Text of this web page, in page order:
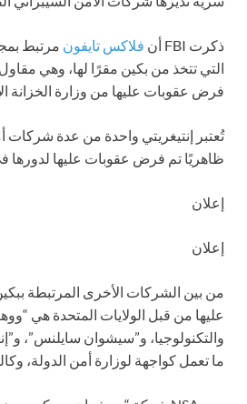
ذكرت FBI أن فلاكس تايفون مرتبط
التي تتخذ من بكين مقرًا لها، وهي
فرض عقوبات عليها من وزارة الخزانة
تُعتبر إنتيغريتي واحدة من عدة شركات
ظاهريًا تم فرض عقوبات عليها لدورها
إعلان
إعلان
من بين الشركات الأخرى المرتبطة
عليها من قبل الولايات المتحدة هي
والتكنولوجيا، و”سيشوان سايلنس”،
ما تعمل كواجهة لوزارة أمن الدولة،